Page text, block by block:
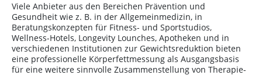
Viele Anbieter aus den Bereichen Prävention und
Gesundheit wie z. B. in der Allgemeinmedizin, in
Beratungskonzepten für Fitness- und Sportstudios,
Wellness-Hotels, Longevity Lounches, Apotheken und in
verschiedenen Institutionen zur Gewichtsreduktion bieten
eine professionelle Körperfettmessung als Ausgangsbasis
für eine weitere sinnvolle Zusammenstellung von Therapie-